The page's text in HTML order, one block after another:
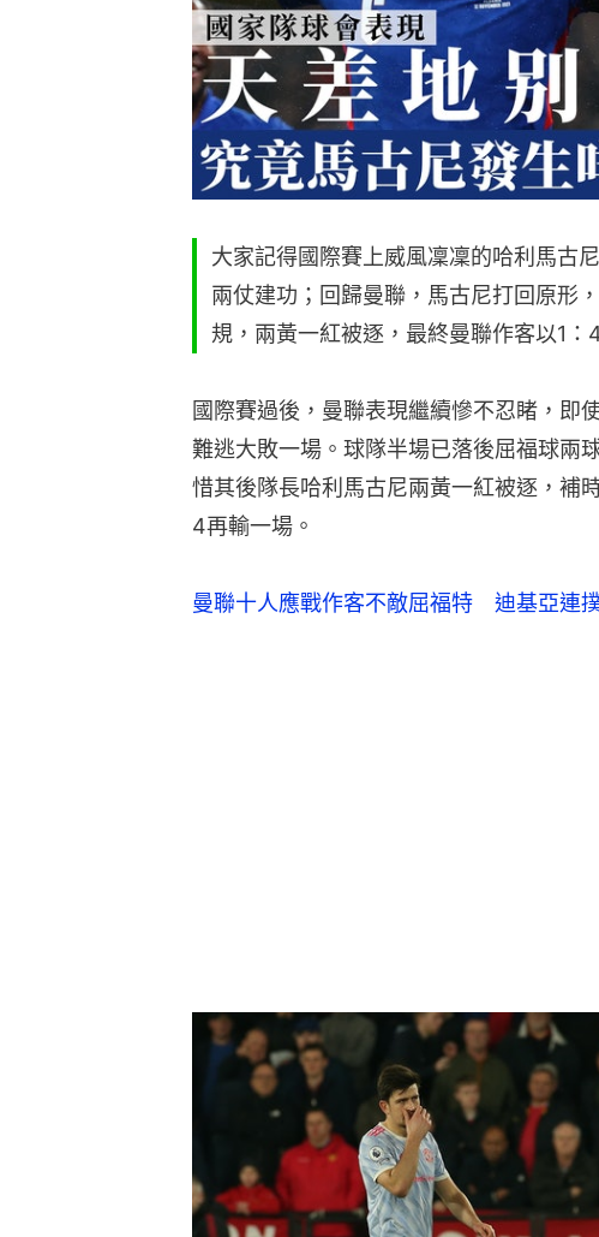
大家記得國際賽上威風凜凜的哈利馬古
兩仗建功；回歸曼聯，馬古尼打回原形
規，兩黃一紅被逐，最終曼聯作客以1：
國際賽過後，曼聯表現繼續慘不忍睹，即
難逃大敗一場。球隊半場已落後屈福球兩
惜其後隊長哈利馬古尼兩黃一紅被逐，補
4再輸一場。
曼聯十人應戰作客不敵屈福特　迪基亞連